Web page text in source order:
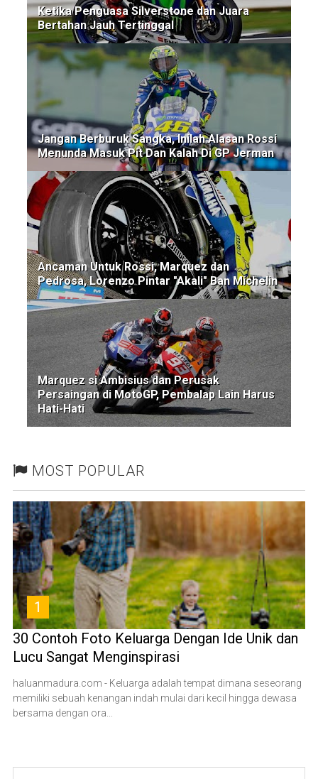
Ketika Penguasa Silverstone dan Juara
Bertahan Jauh Tertinggal
Jangan Berburuk Sangka, Inilah Alasan Rossi
Menunda Masuk Pit Dan Kalah Di GP Jerman
Ancaman Untuk Rossi, Marquez dan
Pedrosa, Lorenzo Pintar "Akali" Ban Michelin
Marquez si Ambisius dan Perusak
Persaingan di MotoGP, Pembalap Lain Harus
Hati-Hati
MOST POPULAR
1
30 Contoh Foto Keluarga Dengan Ide Unik dan
Lucu Sangat Menginspirasi
haluanmadura.com - Keluarga adalah tempat dimana seseorang
memiliki sebuah kenangan indah mulai dari kecil hingga dewasa
bersama dengan ora...